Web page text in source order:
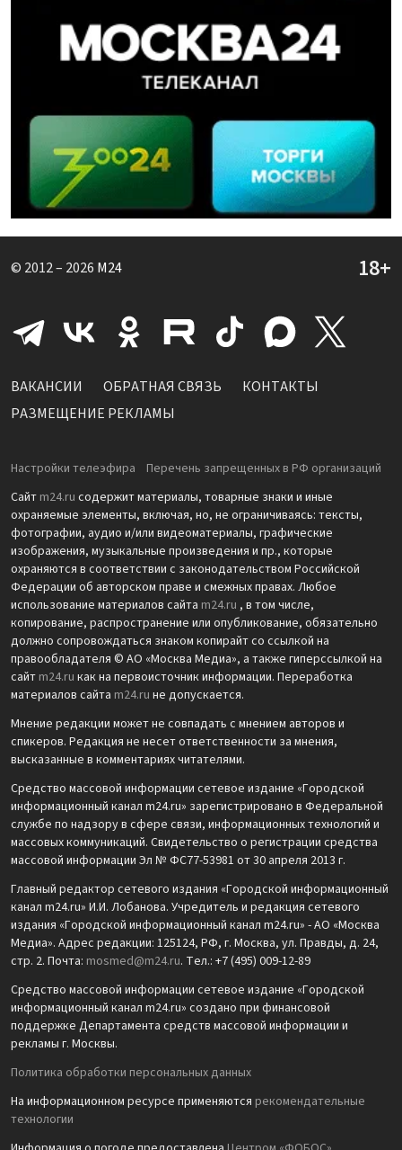
© 2012 – 2026 M24
ВАКАНСИИ ОБРАТНАЯ СВЯЗЬ
КОНТАКТЫ
РАЗМЕЩЕНИЕ РЕКЛАМЫ
Настройки телеэфира
Перечень запрещенных в РФ организаций
Сайт m24.ru содержит материалы, товарные знаки и иные
охраняемые элементы, включая, но, не ограничиваясь: тексты,
фотографии, аудио и/или видеоматериалы, графические
изображения, музыкальные произведения и пр., которые
охраняются в соответствии с законодательством Российской
Федерации об авторском праве и смежных правах. Любое
использование материалов сайта m24.ru , в том числе,
копирование, распространение или опубликование, обязательно
должно сопровождаться знаком копирайт со ссылкой на
правообладателя © АО «Москва Медиа», а также гиперссылкой на
сайт m24.ru как на первоисточник информации. Переработка
материалов сайта m24.ru не допускается.
Мнение редакции может не совпадать с мнением авторов и
спикеров. Редакция не несет ответственности за мнения,
высказанные в комментариях читателями.
Средство массовой информации сетевое издание «Городской
информационный канал m24.ru» зарегистрировано в Федеральной
службе по надзору в сфере связи, информационных технологий и
массовых коммуникаций. Свидетельство о регистрации средства
массовой информации Эл № ФС77-53981 от 30 апреля 2013 г.
Главный редактор сетевого издания «Городской информационный
канал m24.ru» И.И. Лобанова. Учредитель и редакция сетевого
издания «Городской информационный канал m24.ru» - АО «Москва
Медиа». Адрес редакции: 125124, РФ, г. Москва, ул. Правды, д. 24,
стр. 2. Почта: mosmed@m24.ru. Тел.: +7 (495) 009-12-89
Средство массовой информации сетевое издание «Городской
информационный канал m24.ru» создано при финансовой
поддержке Департамента средств массовой информации и
рекламы г. Москвы.
Политика обработки персональных данных
На информационном ресурсе применяются рекомендательные
технологии